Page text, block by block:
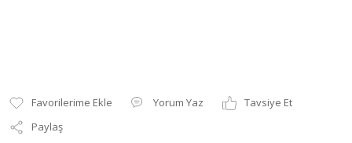
Yorum Yaz
Tavsiye Et
Paylaş